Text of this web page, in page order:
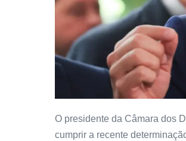
O presidente da Câmara dos
cumprir a recente